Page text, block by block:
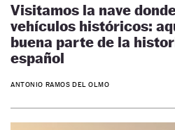
Visitamos la nave
vehículos históricos:
buena parte de la
español
ANTONIO RAMOS DEL OLMO